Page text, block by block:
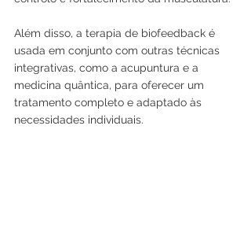
Além disso, a terapia de biofeedback é
usada em conjunto com outras técnicas
integrativas, como a acupuntura e a
medicina quântica, para oferecer um
tratamento completo e adaptado às
necessidades individuais.